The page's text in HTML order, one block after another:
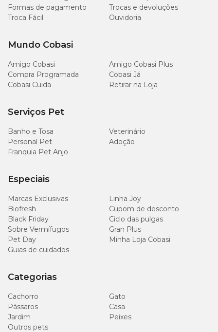
Formas de pagamento
Trocas e devoluções
Troca Fácil
Ouvidoria
Mundo Cobasi
Amigo Cobasi
Amigo Cobasi Plus
Compra Programada
Cobasi Já
Cobasi Cuida
Retirar na Loja
Serviços Pet
Banho e Tosa
Veterinário
Personal Pet
Adoção
Franquia Pet Anjo
Especiais
Marcas Exclusivas
Linha Joy
Biofresh
Cupom de desconto
Black Friday
Ciclo das pulgas
Sobre Vermífugos
Gran Plus
Pet Day
Minha Loja Cobasi
Guias de cuidados
Categorias
Cachorro
Gato
Pássaros
Casa
Jardim
Peixes
Outros pets